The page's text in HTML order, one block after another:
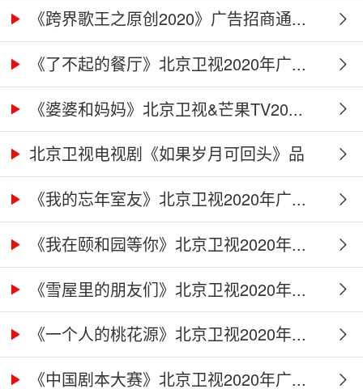
《跨界歌王之原创2020》广告招商通...
《了不起的餐厅》北京卫视2020年广...
《婆婆和妈妈》北京卫视&芒果TV20...
北京卫视电视剧《如果岁月可回头》品
牌...《我的忘年室友》北京卫视2020年广...
《我在颐和园等你》北京卫视2020年...
《雪屋里的朋友们》北京卫视2020年...
《一个人的桃花源》北京卫视2020年...
《中国剧本大赛》北京卫视2020年广...